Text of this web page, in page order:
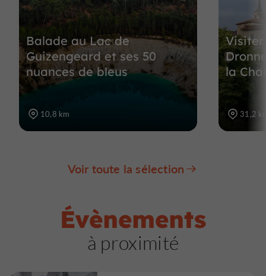
Balade au Lac de
Guizengeard et ses 50
nuances de bleus
10,8 km
la
31,2
Voir toute la sélection
Évènements
à proximité